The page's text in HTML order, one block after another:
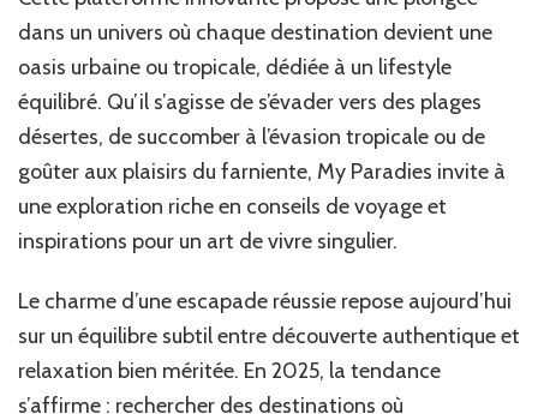
&
dans un univers où chaque destination devient une
oasis urbaine ou tropicale, dédiée à un lifestyle
équilibré. Qu’il s’agisse de s’évader vers des plages
désertes, de succomber à l’évasion tropicale ou de
goûter aux plaisirs du farniente, My Paradies invite à
une exploration riche en conseils de voyage et
inspirations pour un art de vivre singulier.
Le charme d’une escapade réussie repose aujourd’hui
sur un équilibre subtil entre découverte authentique et
relaxation bien méritée. En 2025, la tendance
s’affirme : rechercher des destinations où